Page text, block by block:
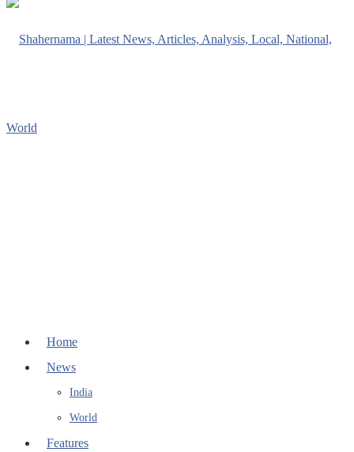
Home
News
India
World
Features